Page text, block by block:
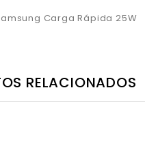
Carga Rápida 25W
RELACIONADOS